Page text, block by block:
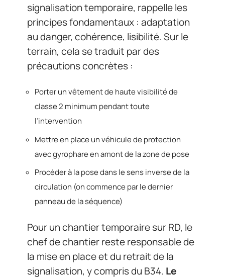
signalisation temporaire, rappelle les
principes fondamentaux : adaptation
au danger, cohérence, lisibilité. Sur le
terrain, cela se traduit par des
précautions concrètes :
Porter un vêtement de haute visibilité de
classe 2 minimum pendant toute
l’intervention
Mettre en place un véhicule de protection
avec gyrophare en amont de la zone de pose
Procéder à la pose dans le sens inverse de la
circulation (on commence par le dernier
panneau de la séquence)
Pour un chantier temporaire sur RD, le
chef de chantier reste responsable de
la mise en place et du retrait de la
signalisation, y compris du B34. Le